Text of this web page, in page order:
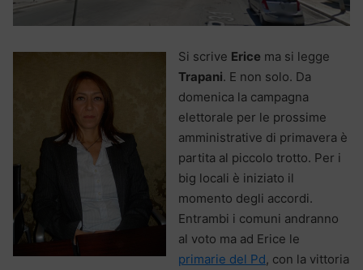
Si scrive Erice ma si legge
Trapani. E non solo. Da
domenica la campagna
elettorale per le prossime
amministrative di primavera è
partita al piccolo trotto. Per i
big locali è iniziato il
momento degli accordi.
Entrambi i comuni andranno
al voto ma ad Erice le
primarie del Pd, con la vittoria